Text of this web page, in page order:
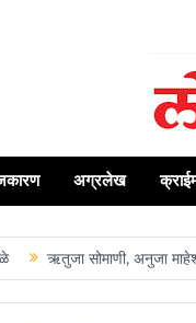
अग्रलेख
सोमाणी, अनुजा माहेश्वरी,